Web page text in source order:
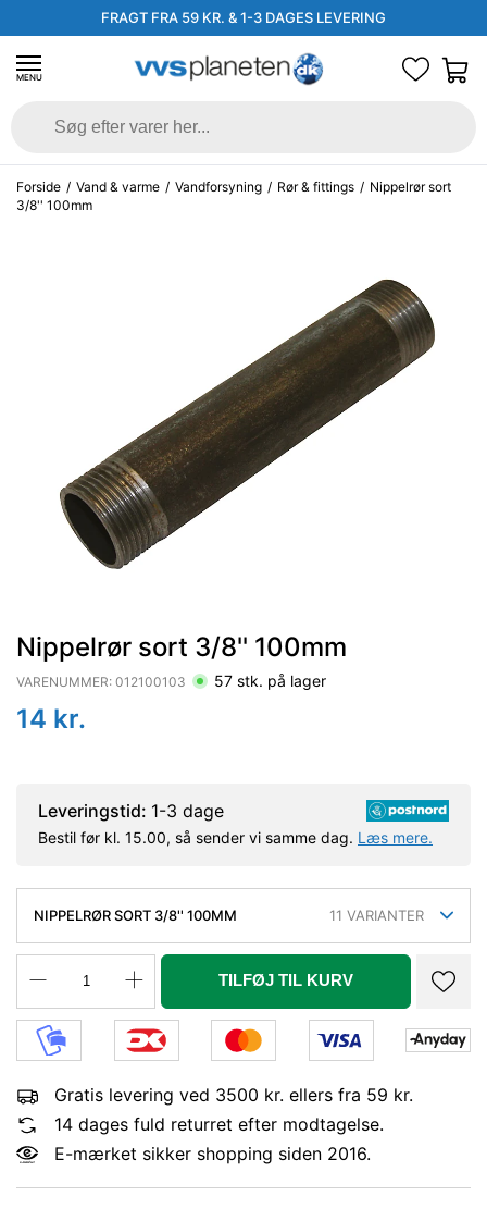
FRAGT FRA 59 KR. & 1-3 DAGES LEVERING
MENU
Forside / Vand & varme / Vandforsyning / Rør & fittings / Nippelrør sort
3/8'' 100mm
Nippelrør sort 3/8'' 100mm
VARENUMMER: 012100103 57 stk. på lager
14 kr.
Leveringstid: 1-3 dage
Bestil før kl. 15.00, så sender vi samme dag. Læs mere.
NIPPELRØR SORT 3/8'' 100MM 11 VARIANTER
TILFØJ TIL KURV
Gratis levering ved 3500 kr. ellers fra 59 kr.
14 dages fuld returret efter modtagelse.
E-mærket sikker shopping siden 2016.